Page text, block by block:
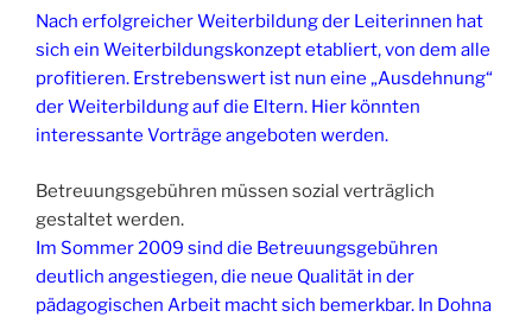
Nach erfolgreicher Weiterbildung der Leiterinnen hat
sich ein Weiterbildungskonzept etabliert, von dem alle
profitieren. Erstrebenswert ist nun eine „Ausdehnung“
der Weiterbildung auf die Eltern. Hier könnten
interessante Vorträge angeboten werden.
Betreuungsgebühren müssen sozial verträglich
gestaltet werden.
Im Sommer 2009 sind die Betreuungsgebühren
deutlich angestiegen, die neue Qualität in der
pädagogischen Arbeit macht sich bemerkbar. In Dohna